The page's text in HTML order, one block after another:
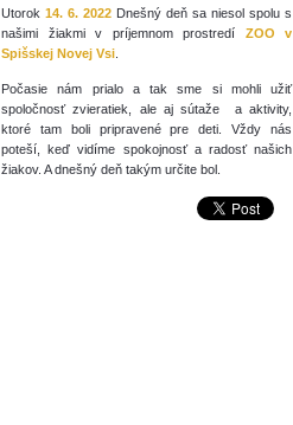
Utorok 14. 6. 2022 Dnešný deň sa niesol spolu s
našimi žiakmi v príjemnom prostredí ZOO v
Spišskej Novej Vsi
Počasie nám prialo a tak sme si mohli užiť
spoločnosť zvieratiek, ale aj sútaže a aktivity,
ktoré tam boli pripravené pre deti. Vždy nás
poteší, keď vidíme spokojnosť a radosť našich
žiakov. A dnešný deň takým určite bol.